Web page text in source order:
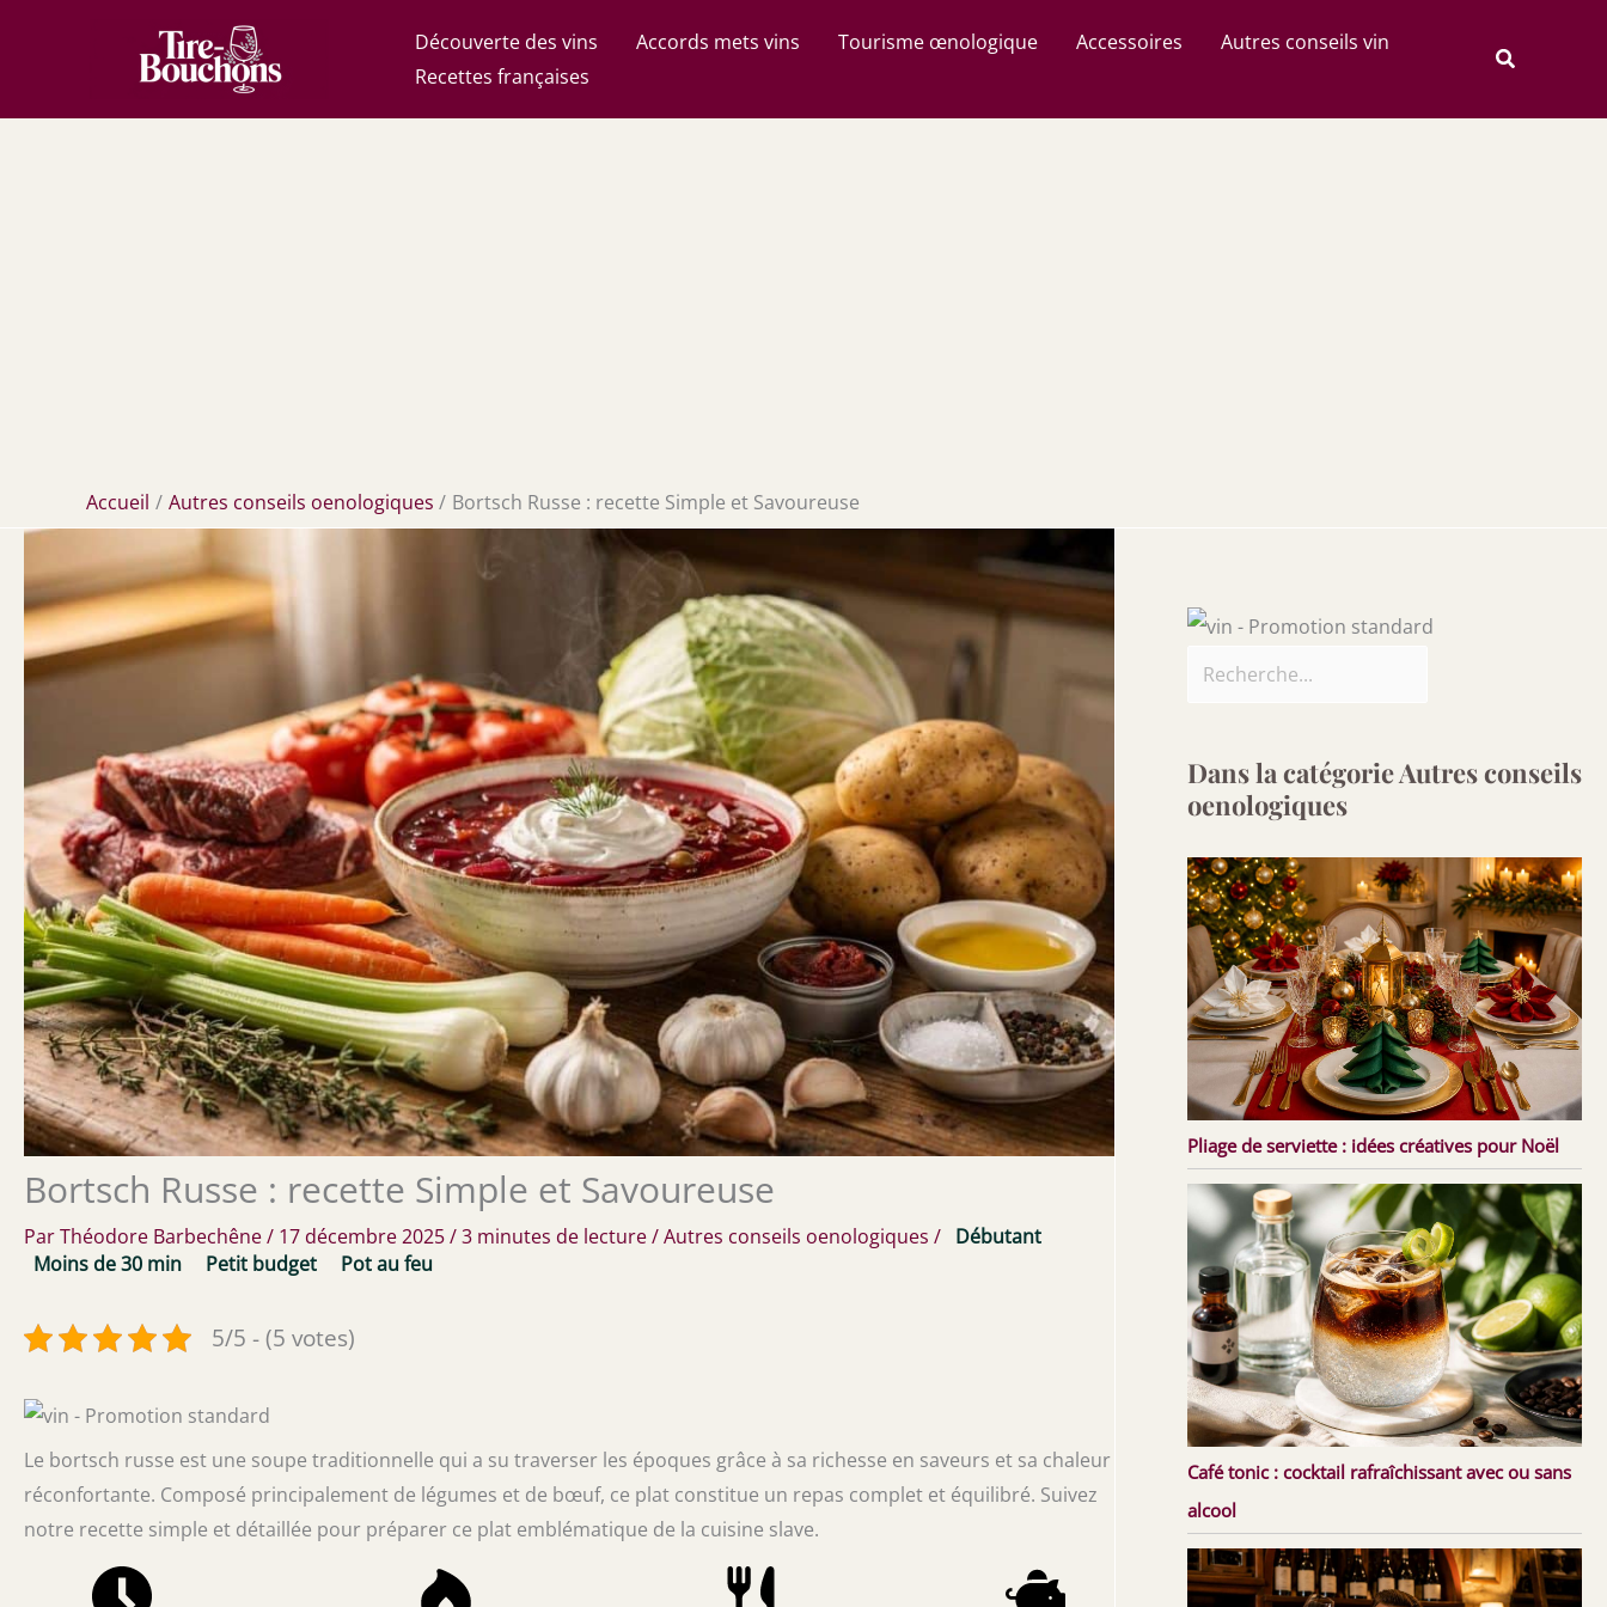
Découverte des vins Accords mets vins Tourisme œnologique Accessoires
Autres conseils vin
Recettes françaises
Rechercher
Accueil Autres conseils oenologiques Bortsch Russe : recette Simple et Savoureuse
Bortsch Russe : recette Simple et Savoureuse
ParThéodore Barbechêne/ 17 décembre 2025/3 minutes de lecture/Autres conseils oenologiques / Débutant
Moins de 30 min
Petit budget Pot au feu
5/5 - (5 votes)
Le bortsch russe est une soupe traditionnelle qui a su traverser les époques grâce à sa richesse en saveurs et sa chaleur
réconfortante. Composé principalement de légumes et de bœuf, ce plat constitue un repas complet et équilibré. Suivez
notre recette simple et détaillée pour préparer ce plat emblématique de la cuisine slave.
Dans la catégorie Autres conseils
oenologiques
Pliage de serviette : idées créatives pour Noël
Café tonic : cocktail rafraîchissant avec ou sans
alcool